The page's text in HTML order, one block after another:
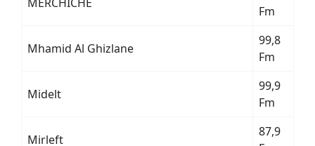
Fm
Mhamid Al Ghizlane
99,8
Fm
Midelt
99,9
Fm
Mirleft
87,9